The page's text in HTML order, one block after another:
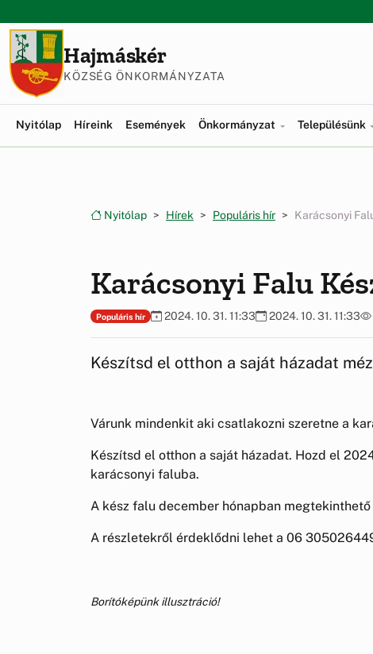
Hajmáskér
KÖZSÉG ÖNKORMÁNYZATA
Nyitólap Híreink Események Önkormányzat Településünk
Nyitólap Hírek Populáris hír Karácsonyi
Karácsonyi Falu
Populáris hír 2024. 10. 31. 11:33 2024. 10. 31. 11:33
Készítsd el otthon a saját házadat
Várunk mindenkit aki csatlakozni szeretne a
Készítsd el otthon a saját házadat. Hozd el
karácsonyi faluba.
A kész falu december hónapban
A részletekről érdeklődni lehet a 06
Borítóképünk illusztráció!